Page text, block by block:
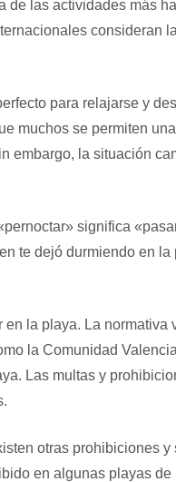
las actividades más
consideran
para relajarse y
muchos se permiten
embargo, la situación
significa
te dejó durmiendo en
la playa. La normativa
la Comunidad
Las multas y
otras prohibiciones
en algunas playas